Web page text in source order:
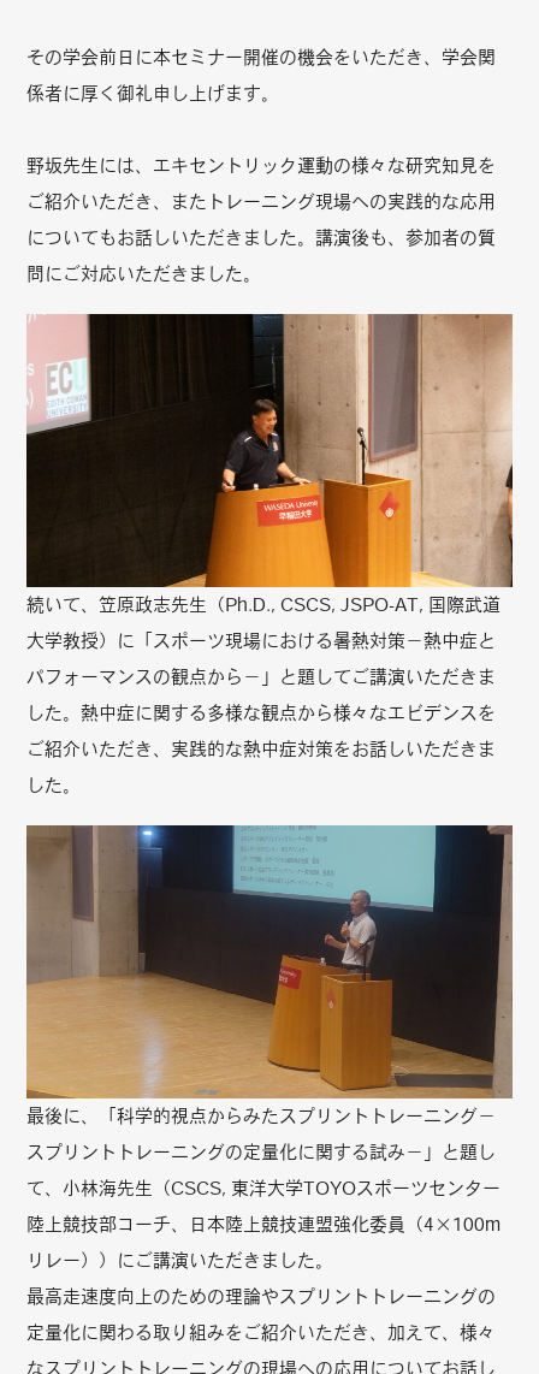
その学会前日に本セミナー開催の機会をいただき、学会関
係者に厚く御礼申し上げます。
野坂先生には、エキセントリック運動の様々な研究知見を
ご紹介いただき、またトレーニング現場への実践的な応用
についてもお話しいただきました。講演後も、参加者の質
問にご対応いただきました。
続いて、笠原政志先生（Ph.D., CSCS, JSPO-AT, 国際武道
大学教授）に「スポーツ現場における暑熱対策－熱中症と
パフォーマンスの観点から－」と題してご講演いただきま
した。熱中症に関する多様な観点から様々なエビデンスを
ご紹介いただき、実践的な熱中症対策をお話しいただきま
した。
最後に、「科学的視点からみたスプリントトレーニング－
スプリントトレーニングの定量化に関する試み－」と題し
て、小林海先生（CSCS, 東洋大学TOYOスポーツセンター
陸上競技部コーチ、日本陸上競技連盟強化委員（4×100m
リレー））にご講演いただきました。
最高走速度向上のための理論やスプリントトレーニングの
定量化に関わる取り組みをご紹介いただき、加えて、様々
なスプリントトレーニングの現場への応用についてお話し